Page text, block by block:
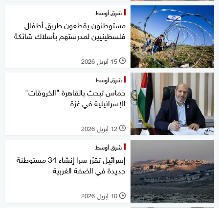
شرق أوسط
مستوطنون يقطعون طريق أطفال
فلسطينيين لمدرستهم بأسلاك شائكة
l 15 أبريل 2026
شرق أوسط
حماس تبحث بالقاهرة "الخروقات"
الإسرائيلية في غزة
l 12 أبريل 2026
شرق أوسط
إسرائيل تقرّر سرا إنشاء 34 مستوطنة
جديدة في الضفة الغربية
l 10 أبريل 2026